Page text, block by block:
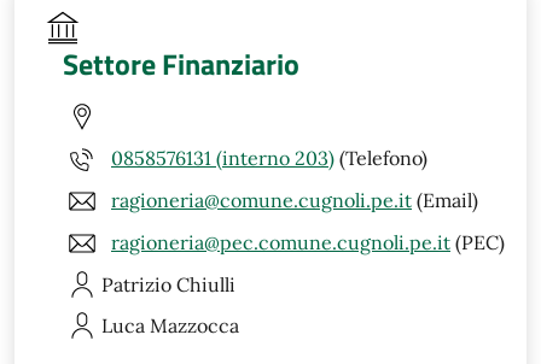
Settore Finanziario
0858576131 (interno 203) (Telefono)
ragioneria@comune.cugnoli.pe.it (Email)
ragioneria@pec.comune.cugnoli.pe.it (PEC)
Patrizio Chiulli
Luca Mazzocca